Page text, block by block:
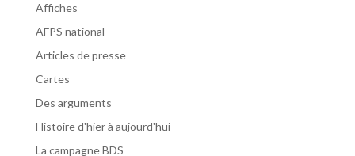
Affiches
AFPS national
Articles de presse
Cartes
Des arguments
Histoire d'hier à aujourd'hui
La campagne BDS